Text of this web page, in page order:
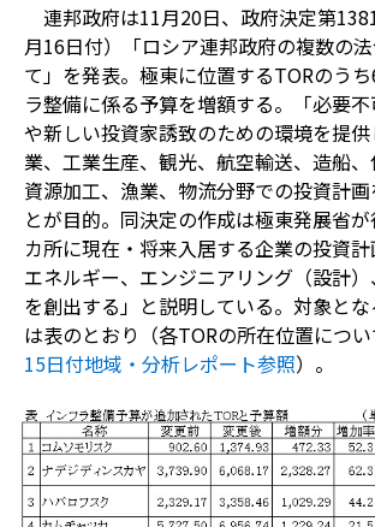
連邦政府は11月20日、政府決定第
月16日付）「ロシア連邦政府の複数の
て」を発表。極東に位置するTORのう
ラ整備に係る予算を増額する。「必要
や新しい投資家誘致のための環境を提
業、工業生産、観光、航空輸送、造船
資源加工、漁業、物流分野での投資計
とが目的。同決定の作成は極東発展省
カ所に現在・将来入居する企業の投資計
エネルギー、エンジニアリング（設計
を創出する」と説明している。対象と
は表のとおり（各TORの所在位置につ
15日付地域・分析レポート参照）。